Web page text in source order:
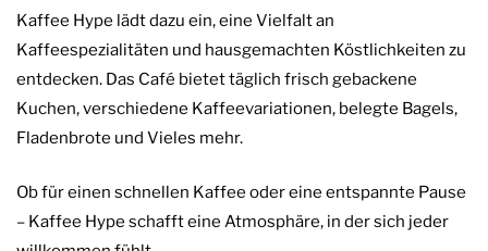
Kaffee Hype lädt dazu ein, eine Vielfalt an
Kaffeespezialitäten und hausgemachten Köstlichkeiten zu
entdecken. Das Café bietet täglich frisch gebackene
Kuchen, verschiedene Kaffeevariationen, belegte Bagels,
Fladenbrote und Vieles mehr.
Ob für einen schnellen Kaffee oder eine entspannte Pause
– Kaffee Hype schafft eine Atmosphäre, in der sich jeder